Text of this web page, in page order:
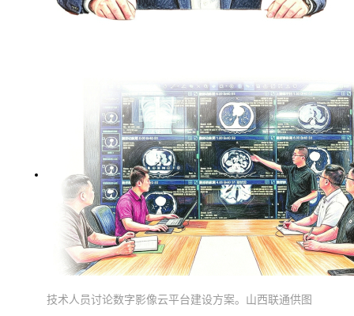
技术人员讨论数字影像云平台建设方案。山西联通供图